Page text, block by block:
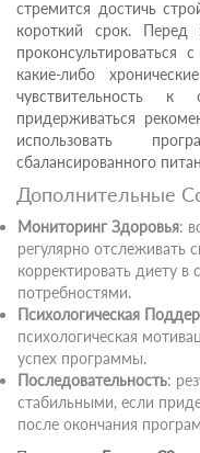
стремится достичь
короткий срок. Перед
какие-либо
чувствительность к
придерживаться
использовать
сбалансированного
Дополнительные
Мониторинг Здоровья:
регулярно отслеживать
корректировать диету
потребностями.
Психологическая
психологическая
успех программы.
Последовательность:
стабильными, если
после окончания